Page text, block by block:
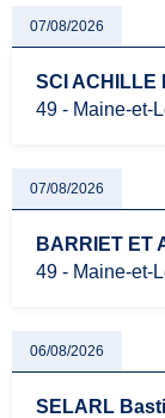
oblige les
particulièrement
07/08/2026
SCI ACHILLE
49 - Maine-et-
07/08/2026
BARRIET ET
49 - Maine-et-
06/08/2026
SELARL